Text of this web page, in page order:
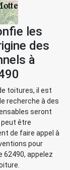
les
des
à
toitures, il est
recherche à des
seront
peut être
de faire appel à
pour
62490, appelez